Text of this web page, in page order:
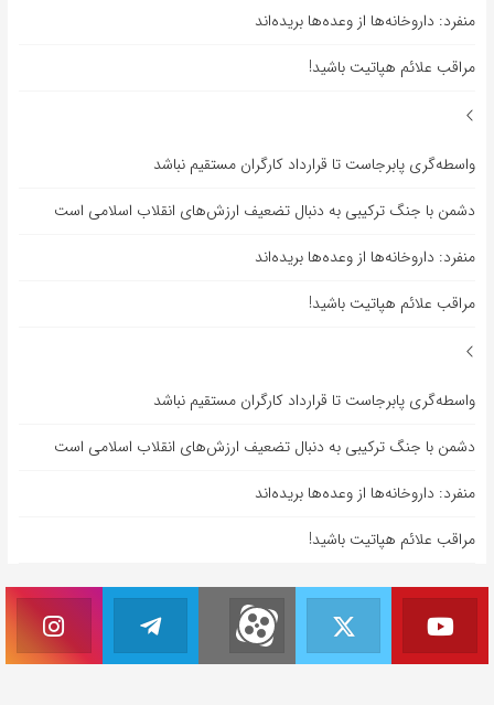
منفرد: داروخانه‌ها از وعده‌ها بریده‌اند
مراقب علائم هپاتیت باشید!
واسطه‌گری پابرجاست تا قرارداد کارگران مستقیم نباشد
دشمن با جنگ ترکیبی به دنبال تضعیف ارزش‌های انقلاب اسلامی است
منفرد: داروخانه‌ها از وعده‌ها بریده‌اند
مراقب علائم هپاتیت باشید!
واسطه‌گری پابرجاست تا قرارداد کارگران مستقیم نباشد
دشمن با جنگ ترکیبی به دنبال تضعیف ارزش‌های انقلاب اسلامی است
منفرد: داروخانه‌ها از وعده‌ها بریده‌اند
مراقب علائم هپاتیت باشید!